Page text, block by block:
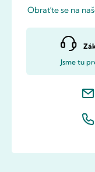
Obraťte se na
Jsme tu